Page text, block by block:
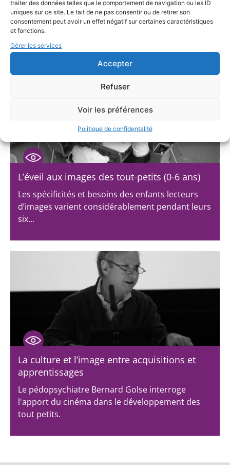
traiter des données telles que le comportement de navigation ou les ID
uniques sur ce site. Le fait de ne pas consentir ou de retirer son
consentement peut avoir un effet négatif sur certaines caractéristiques
et fonctions.
Gérer les services
Accepter
Refuser
Voir les préférences
Politique de confidentalité
Le réalisateur Jean-Marie Vinclair a suivi pendant
un an deux classes inscrites au programme
"Collège...
L’éveil aux images des tout-petits (0-6 ans)
Les spécificités et besoins des enfants lecteurs
d’images varient considérablement pendant leurs
six...
La culture et l’image entre acquisitions et
apprentissages
Le pédopsychiatre Bernard Golse interroge
l'apport du cinéma dans le développement des
tout petits.